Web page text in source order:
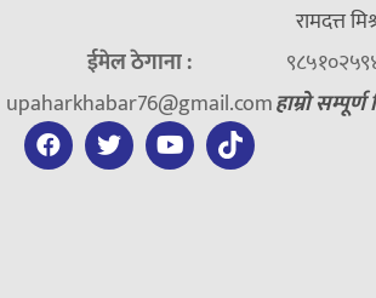
ईमेल ठेगाना :
upaharkhabar76@gmail.com
रामदत्त
हाम्रो